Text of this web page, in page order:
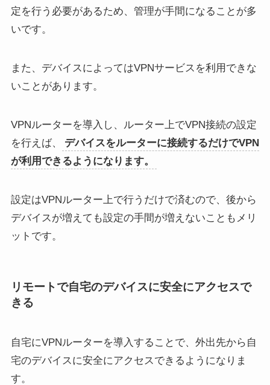
定を行う必要があるため、管理が手間になることが多
いです。
また、デバイスによってはVPNサービスを利用できな
いことがあります。
VPNルーターを導入し、ルーター上でVPN接続の設定
を行えば、
デバイスをルーターに接続するだけでVPN
が利用できるようになります。
設定はVPNルーター上で行うだけで済むので、後から
デバイスが増えても設定の手間が増えないこともメリ
ットです。
リモートで自宅のデバイスに安全にアクセスで
きる
自宅にVPNルーターを導入することで、外出先から自
宅のデバイスに安全にアクセスできるようになりま
す。